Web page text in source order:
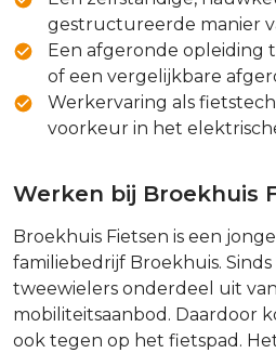
gestructureerde manier
Een afgeronde opleiding
of een vergelijkbare
Werkervaring als
voorkeur in het
Werken bij Broekhuis
Broekhuis Fietsen is een
familiebedrijf Broekhuis.
tweewielers onderdeel uit
mobiliteitsaanbod. Daardoor
ook tegen op het fietspad.